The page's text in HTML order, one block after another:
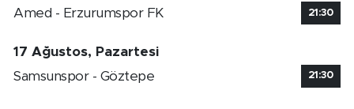
Amed - Erzurumspor FK 21:30
17 Ağustos, Pazartesi
Samsunspor - Göztepe
21:30